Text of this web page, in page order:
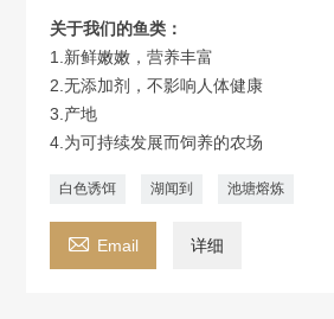
关于我们的鱼类：
1.新鲜嫩嫩，营养丰富
2.无添加剂，不影响人体健康
3.产地
4.为可持续发展而饲养的农场
白色诱饵 湖闻到 池塘熔炼
 Email 详细